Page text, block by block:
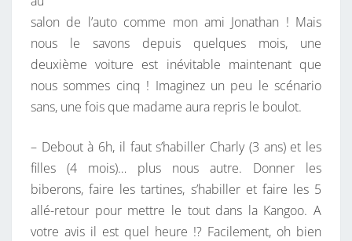
L
’
A
U
T
!
salon de l’auto comme mon ami Jonathan ! Mais
nous le savons depuis quelques mois, une
deuxième voiture est inévitable maintenant que
nous sommes cinq ! Imaginez un peu le scénario
sans, une fois que madame aura repris le boulot.
– Debout à 6h, il faut s’habiller Charly (3 ans) et les
filles (4 mois)… plus nous autre. Donner les
biberons, faire les tartines, s’habiller et faire les 5
allé-retour pour mettre le tout dans la Kangoo. A
votre avis il est quel heure !? Facilement, oh bien